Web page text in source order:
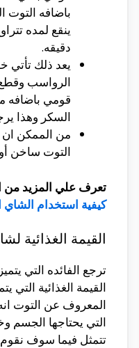
باضافه التوت
ينقع لمده
دقيقه.
يعد ذلك تأتي
الرواسب
قومي باضافه
السكر وهذا
من الممكن
التوت ساخن
تعرف علي المزيد من
كيفية استخدام
القيمة الغذائية
ترجع الفائده التي
القيمة الغذائية التي
المعروف عن التوت
التي يحتاجها الجسم
تتمثل فيما سوف